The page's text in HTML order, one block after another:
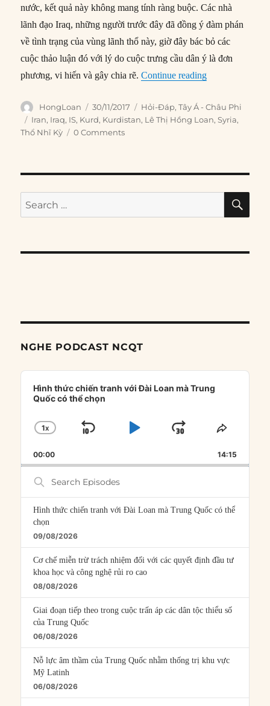
nước, kết quả này không mang tính ràng buộc. Các nhà
lãnh đạo Iraq, những người trước đây đã đồng ý đàm phán
về tình trạng của vùng lãnh thổ này, giờ đây bác bỏ các
cuộc thảo luận đó với lý do cuộc trưng cầu dân ý là đơn
phương, vi hiến và gây chia rẽ.Continue reading“Tương lai nào
Author
HongLoan
Posted
on
30/11/2017 Categories
Hỏi-Đáp,Tây Á - Châu Phi
Tags
Iran, Iraq, IS, Kurd, Kurdistan, Lê Thị Hồng Loan,Syria,
Thổ Nhĩ Kỳ
0 Comments
Search
for:
NGHE PODCAST NCQT
Audio
Player
Hình thức chiến tranh với Đài Loan mà Trung
Quốc có thể chọn
CHANGE
RATE
1X
SKIP
PLAYJUMP
FORWARD
SHARE
00:00 14:15
Search
Episodes
Hình thức chiến tranh với Đài Loan mà Trung Quốc có thể
chọn
09/08/2026
Cơ chế miễn trừ trách nhiệm đối với các quyết định đầu tư
khoa học và công nghệ rủi ro cao
08/08/2026
Giai đoạn tiếp theo trong cuộc trấn áp các dân tộc thiểu số
của Trung Quốc
06/08/2026
Nỗ lực âm thầm của Trung Quốc nhằm thống trị khu vực
Mỹ Latinh
06/08/2026